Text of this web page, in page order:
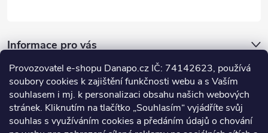
Provozovatel e-shopu Danapo.cz IČ: 74142623, používá
soubory cookies k zajištění funkčnosti webu a s Vaším
souhlasem i mj. k personalizaci obsahu našich webových
stránek. Kliknutím na tlačítko „Souhlasím“ vyjádříte svůj
souhlas s využíváním cookies a předáním údajů o chování
Informace pro vás
Dotazník
Co upřednosťnujete?